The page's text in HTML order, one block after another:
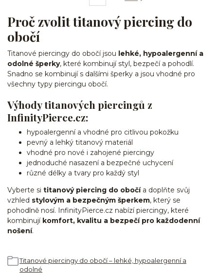
Proč zvolit titanový piercing do
obočí
Titanové piercingy do obočí jsou lehké, hypoalergenní a
odolné šperky, které kombinují styl, bezpečí a pohodlí.
Snadno se kombinují s dalšími šperky a jsou vhodné pro
všechny typy piercingu obočí.
Výhody titanových piercingů z
InfinityPierce.cz:
hypoalergenní a vhodné pro citlivou pokožku
pevný a lehký titanový materiál
vhodné pro nové i zahojené piercingy
jednoduché nasazení a bezpečné uchycení
různé délky a tvary pro každý styl
Vyberte si titanový piercing do obočía doplňte svůj
vzhled stylovým a bezpečným šperkem, který se
pohodlně nosí. InfinityPierce.cz nabízí piercingy, které
kombinují komfort, kvalitu a bezpečí pro každodenní
nošení.
Titanové piercingy do obočí – lehké, hypoalergenní a
odolné